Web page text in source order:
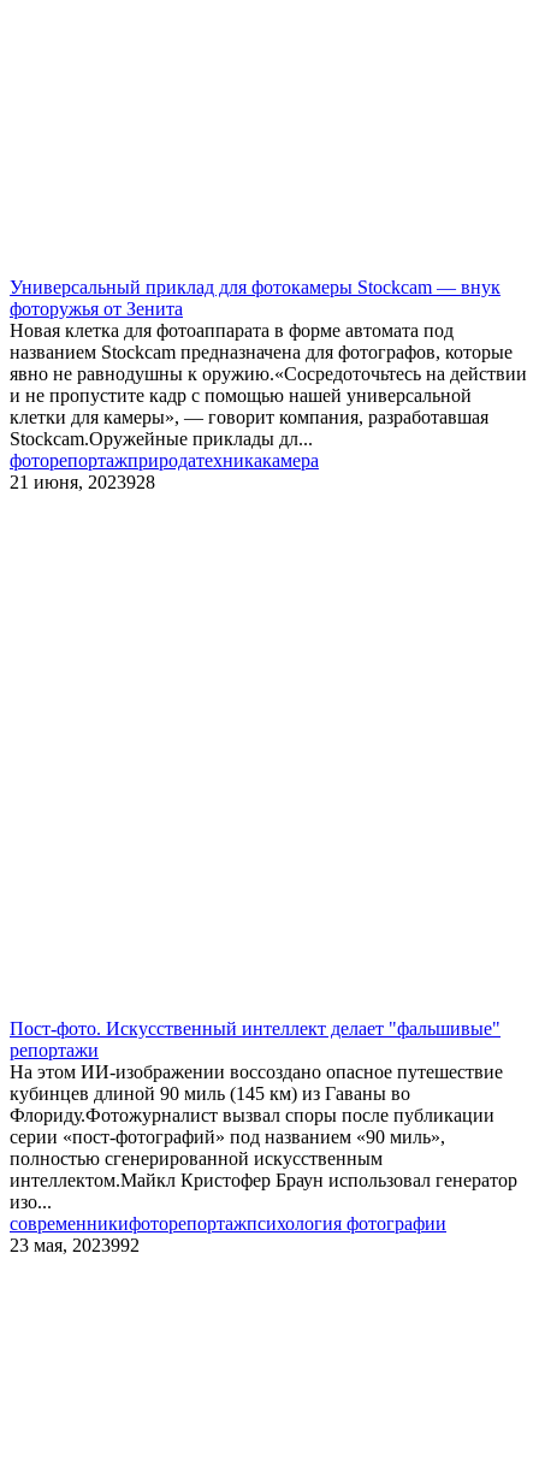
Универсальный приклад для фотокамеры Stockcam — внук
фоторужья от Зенита
Новая клетка для фотоаппарата в форме автомата под
названием Stockcam предназначена для фотографов, которые
явно не равнодушны к оружию.«Сосредоточьтесь на действии
и не пропустите кадр с помощью нашей универсальной
клетки для камеры», — говорит компания, разработавшая
Stockcam.Оружейные приклады дл...
фоторепортажприродатехникакамера
21 июня, 2023928
Пост-фото. Искусственный интеллект делает "фальшивые"
репортажи
На этом ИИ-изображении воссоздано опасное путешествие
кубинцев длиной 90 миль (145 км) из Гаваны во
Флориду.Фотожурналист вызвал споры после публикации
серии «пост-фотографий» под названием «90 миль»,
полностью сгенерированной искусственным
интеллектом.Майкл Кристофер Браун использовал генератор
изо...
современникифоторепортажпсихология фотографии
23 мая, 2023992